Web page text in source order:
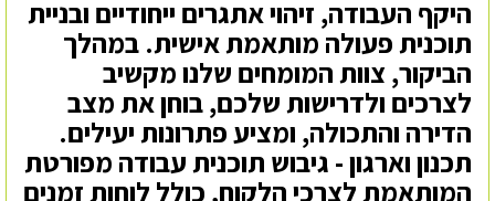
היקף העבודה, זיהוי אתגרים ייחודיים ובניית
תוכנית פעולה מותאמת אישית. במהלך
הביקור, צוות המומחים שלנו מקשיב
לצרכים ולדרישות שלכם, בוחן את מצב
הדירה והתכולה, ומציע פתרונות יעילים.
תכנון וארגון - גיבוש תוכנית עבודה מפורטת
המותאמת לצרכי הלקוח, כולל לוחות זמנים